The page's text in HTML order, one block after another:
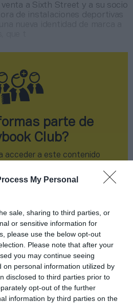
My Personal
sale, sharing to third parties, or
or sensitive information for
please use the below opt-out
Please note that after your
you may continue seeing
on personal information utilized by
disclosed to third parties prior to
opt-out of the further
information by third parties on the
a Sixth Street y a su socio
de instalaciones deportivas
parte de
Club?
acceder a este contenido
Inicia sesión
Imprimir